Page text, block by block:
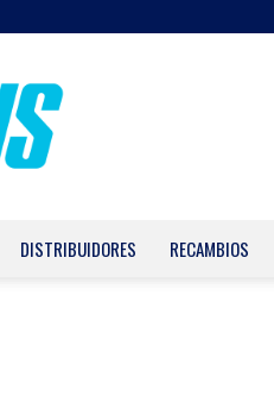
DISTRIBUIDORES RECAMBIOS